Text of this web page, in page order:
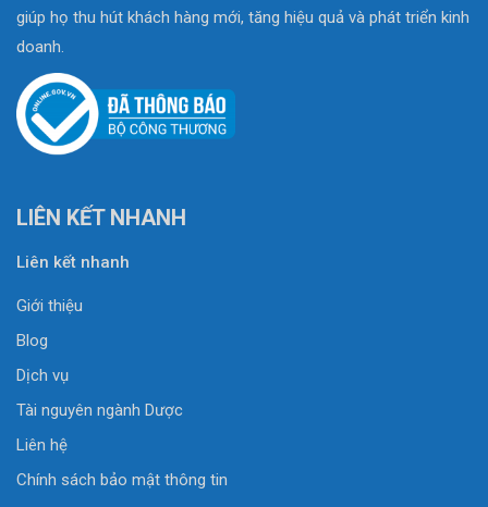
giúp họ thu hút khách hàng mới, tăng hiệu quả và phát triển kinh
doanh.
LIÊN KẾT NHANH
Liên kết nhanh
Giới thiệu
Blog
Dịch vụ
Tài nguyên ngành Dược
Liên hệ
Chính sách bảo mật thông tin